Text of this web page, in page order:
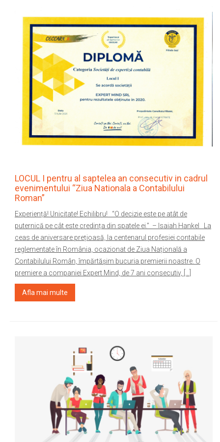
LOCUL I pentru al saptelea an consecutiv in cadrul
evenimentului “Ziua Nationala a Contabilului
Roman”
Experiență! Unicitate! Echilibru! “O decizie este pe atât de
puternică pe cât este credința din spatele ei.” – Isaiah Hankel La
ceas de aniversare prețioasă, la centenarul profesiei contabile
reglementate în România, ocazionat de Ziua Națională a
Contabilului Român, împărtășim bucuria premierii noastre. O
premiere a companiei Expert Mind, de 7 ani consecutiv, […]
Afla mai multe